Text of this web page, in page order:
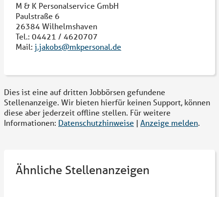
M & K Personalservice GmbH
Paulstraße 6
26384 Wilhelmshaven
Tel.: 04421 / 4620707
Mail: j.jakobs@mkpersonal.de
Dies ist eine auf dritten Jobbörsen gefundene
Stellenanzeige. Wir bieten hierfür keinen Support, können
diese aber jederzeit offline stellen. Für weitere
Informationen: Datenschutzhinweise | Anzeige melden.
Ähnliche Stellenanzeigen